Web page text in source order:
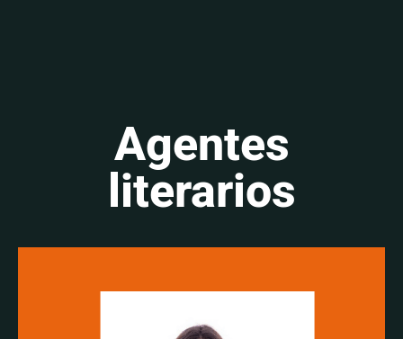
Agentes
literarios